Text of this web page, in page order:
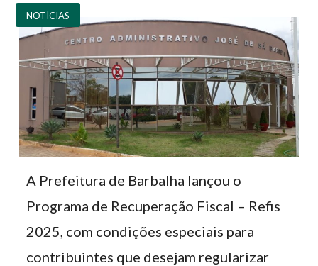
NOTÍCIAS
A Prefeitura de Barbalha lançou o
Programa de Recuperação Fiscal – Refis
2025, com condições especiais para
contribuintes que desejam regularizar